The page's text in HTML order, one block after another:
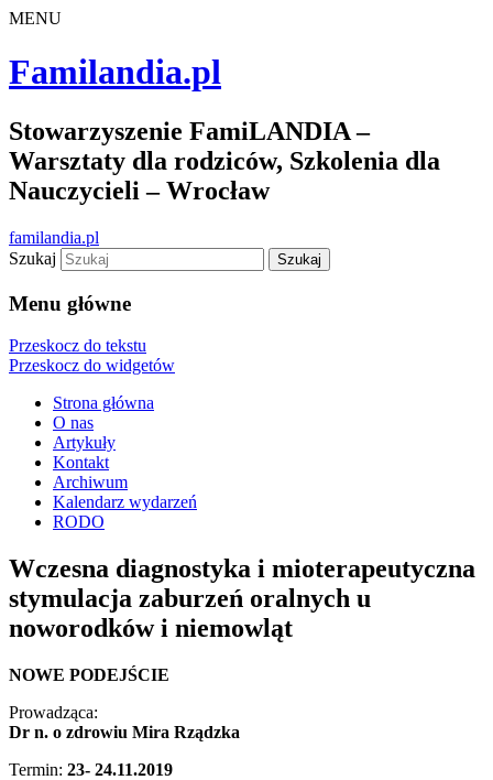
MENU
Familandia.pl
Stowarzyszenie FamiLANDIA –
Warsztaty dla rodziców, Szkolenia dla
Nauczycieli – Wrocław
familandia.pl
Szukaj
Menu główne
Przeskocz do tekstu
Przeskocz do widgetów
Strona główna
O nas
Artykuły
Kontakt
Archiwum
Kalendarz wydarzeń
RODO
Wczesna diagnostyka i mioterapeutyczna
stymulacja zaburzeń oralnych u
noworodków i niemowląt
NOWE PODEJŚCIE
Prowadząca:
Dr n. o zdrowiu Mira Rządzka
Termin: 23- 24.11.2019